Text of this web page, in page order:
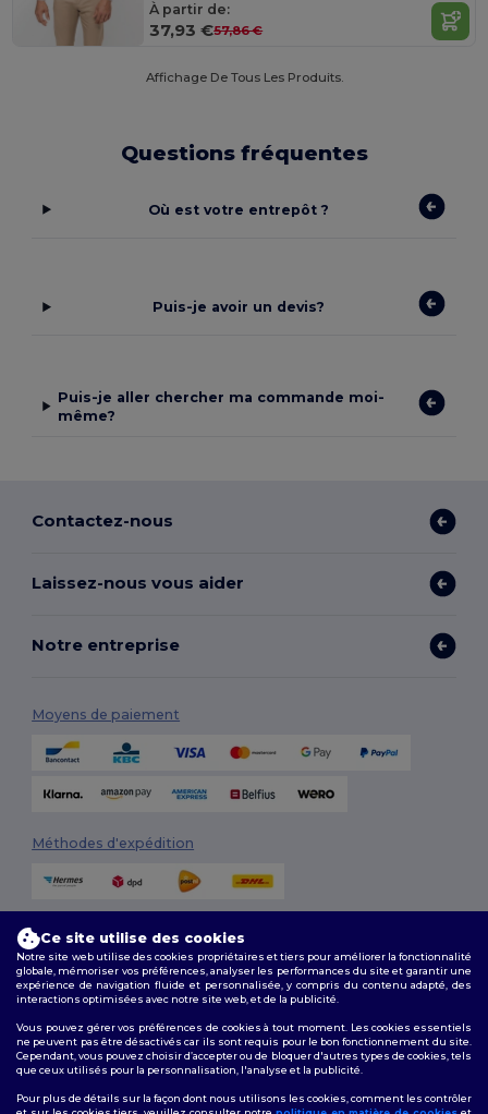
À partir de:
37,93 €57,86 €
Affichage De Tous Les Produits.
Questions fréquentes
Où est votre entrepôt ?
Puis-je avoir un devis?
Puis-je aller chercher ma commande moi-
même?
Contactez-nous
Laissez-nous vous aider
Notre entreprise
Moyens de paiement
Méthodes d'expédition
Conditions Générales|Politique de personnalisation |Politique de
Suivez-nous
Ce site utilise des cookies
Notre site web utilise des cookies propriétaires et tiers pour améliorer la fonctionnalité
globale, mémoriser vos préférences, analyser les performances du site et garantir une
expérience de navigation fluide et personnalisée, y compris du contenu adapté, des
interactions optimisées avec notre site web, et de la publicité.
Vous pouvez gérer vos préférences de cookies à tout moment. Les cookies essentiels
ne peuvent pas être désactivés car ils sont requis pour le bon fonctionnement du site.
Cependant, vous pouvez choisir d’accepter ou de bloquer d'autres types de cookies, tels
que ceux utilisés pour la personnalisation, l'analyse et la publicité.
Pour plus de détails sur la façon dont nous utilisons les cookies, comment les contrôler